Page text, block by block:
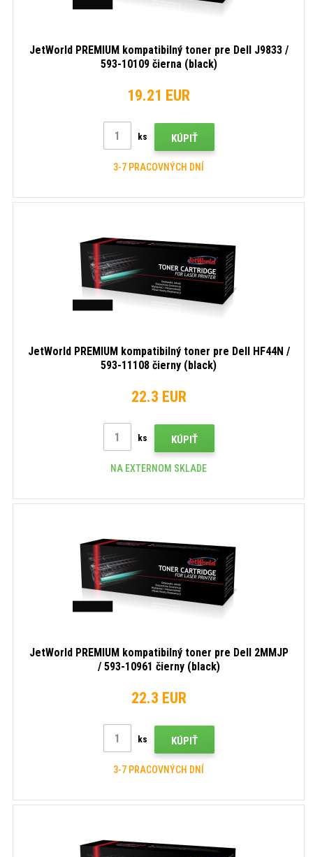
JetWorld PREMIUM kompatibilný toner pre Dell J9833 /
593-10109 čierna (black)
19.21 EUR
ks KÚPIŤ
3-7 PRACOVNÝCH DNÍ
JetWorld PREMIUM kompatibilný toner pre Dell HF44N /
593-11108 čierny (black)
22.3 EUR
ks KÚPIŤ
NA EXTERNOM SKLADE
JetWorld PREMIUM kompatibilný toner pre Dell 2MMJP
/ 593-10961 čierny (black)
22.3 EUR
ks KÚPIŤ
3-7 PRACOVNÝCH DNÍ